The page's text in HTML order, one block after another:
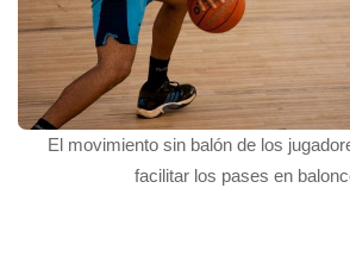
El movimiento sin balón de los
facilitar los pases en